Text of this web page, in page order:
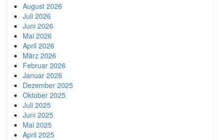
August 2026
Juli 2026
Juni 2026
Mai 2026
April 2026
März 2026
Februar 2026
Januar 2026
Dezember 2025
Oktober 2025
Juli 2025
Juni 2025
Mai 2025
April 2025